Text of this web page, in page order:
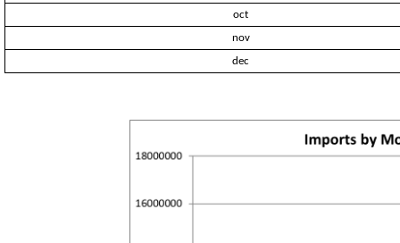
oct
nov
dec